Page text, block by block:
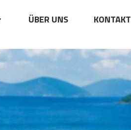
ÜBER UNS KONTAKT